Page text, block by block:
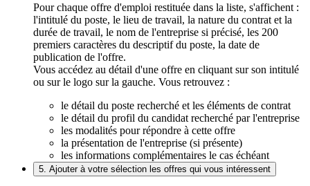
Pour chaque offre d'emploi restituée dans la liste, s'affichent :
l'intitulé du poste, le lieu de travail, la nature du contrat et la
durée de travail, le nom de l'entreprise si précisé, les 200
premiers caractères du descriptif du poste, la date de
publication de l'offre.
Vous accédez au détail d'une offre en cliquant sur son intitulé
ou sur le logo sur la gauche. Vous retrouvez :
le détail du poste recherché et les éléments de contrat
le détail du profil du candidat recherché par l'entreprise
les modalités pour répondre à cette offre
la présentation de l'entreprise (si présente)
les informations complémentaires le cas échéant
5. Ajouter à votre sélection les offres qui vous intéressent